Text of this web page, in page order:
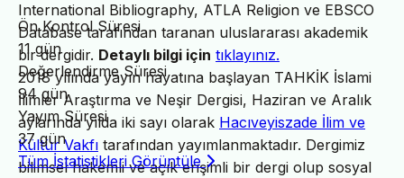
International Bibliography, ATLA Religion ve EBSCO
Database tarafından taranan uluslararası akademik
bir dergidir. Detaylı bilgi için tıklayınız.
2018 yılında yayın hayatına başlayan TAHKİK İslami
İlimler Araştırma ve Neşir Dergisi, Haziran ve Aralık
aylarında yılda iki sayı olarak Hacıveyiszade İlim ve
Kültür Vakfı tarafından yayımlanmaktadır. Dergimiz
bilimsel hakemli ve açık erişimli bir dergi olup sosyal
Ön Kontrol Süresi
11 gün
Değerlendirme Süresi
94 gün
Yayım Süresi
37 gün
Tüm İstatistikleri Görüntüle